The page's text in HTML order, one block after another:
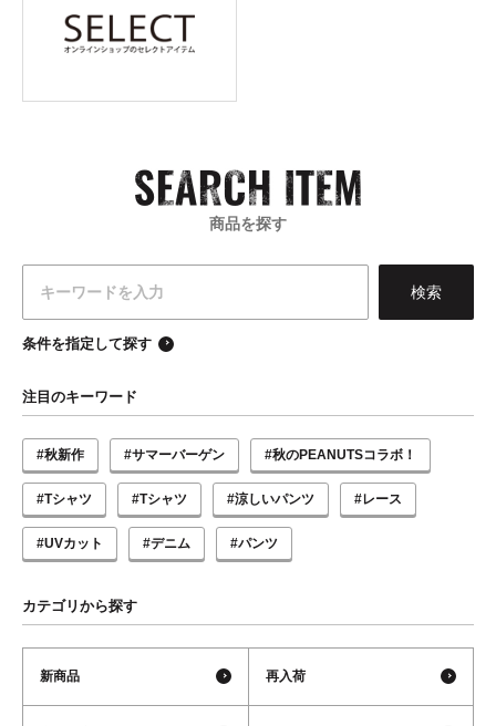
商品を探す
条件を指定して探す
注目のキーワード
#秋新作 #サマーバーゲン #秋のPEANUTSコラボ！
#Tシャツ #Tシャツ #涼しいパンツ #レース
#UVカット #デニム #パンツ
カテゴリから探す
新商品 再入荷